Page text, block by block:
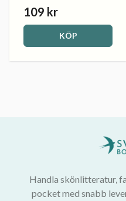
109 kr
KÖP
Handla skönlitteratur,
pocket med snabb